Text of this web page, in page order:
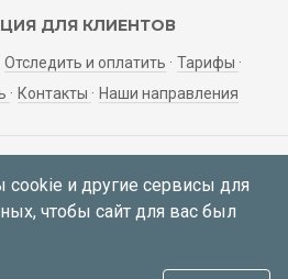
ДЛЯ КЛИЕНТОВ
Отследить и оплатить
Тарифы
Контакты Наши направления
КАБИНЕТ
Регистрация Вход
и другие сервисы для
чтобы сайт для вас был